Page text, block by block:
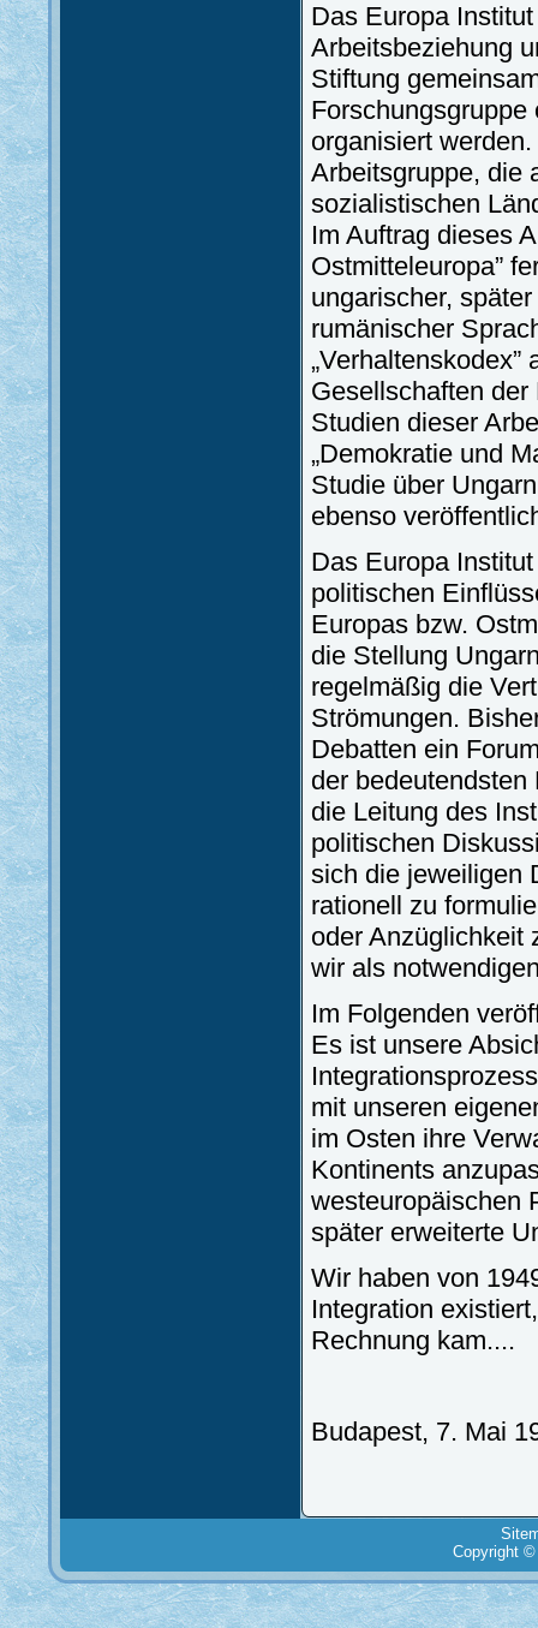
Das Europa
Arbeitsbeziehung
Stiftung
organisiert
Arbeitsgruppe, die
sozialistischen
Im Auftrag dieses
Ostmitteleuropa”
ungarischer,
rumänischer
Gesellschaften
Studien dieser
„Demokratie und
Studie über
ebenso
Das Europa
politischen
Europas bzw.
die Stellung
regelmäßig die
Strömungen.
Debatten ein
der
die Leitung des
politischen
sich die jeweiligen
rationell zu
oder Anzüglichkeit
wir als
Im Folgenden
Es ist unsere
mit unseren
im Osten ihre
Kontinents
westeuropäischen
später erweiterte
Wir haben von
Integration
Rechnung kam....
Budapest, 7. Mai
Copyright ©